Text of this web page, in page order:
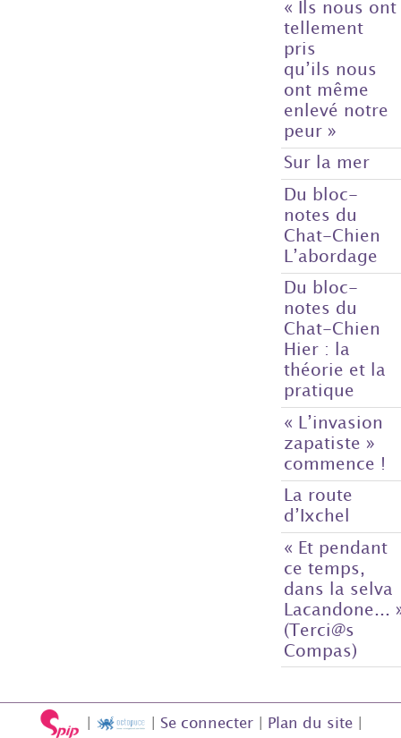
« Ils nous ont
tellement
pris
qu’ils nous
ont même
enlevé notre
peur »
Sur la mer
Du bloc-
notes du
Chat-Chien
L’abordage
Du bloc-
notes du
Chat-Chien
Hier : la
théorie et la
pratique
« L’invasion
zapatiste »
commence !
La route
d’Ixchel
« Et pendant
ce temps,
dans la selva
Lacandone...
(Terci@s
Compas)
| | Se connecter | Plan du site |